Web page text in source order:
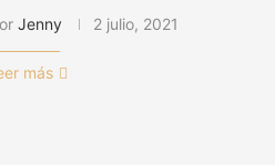
Jenny 2 julio, 2021
más